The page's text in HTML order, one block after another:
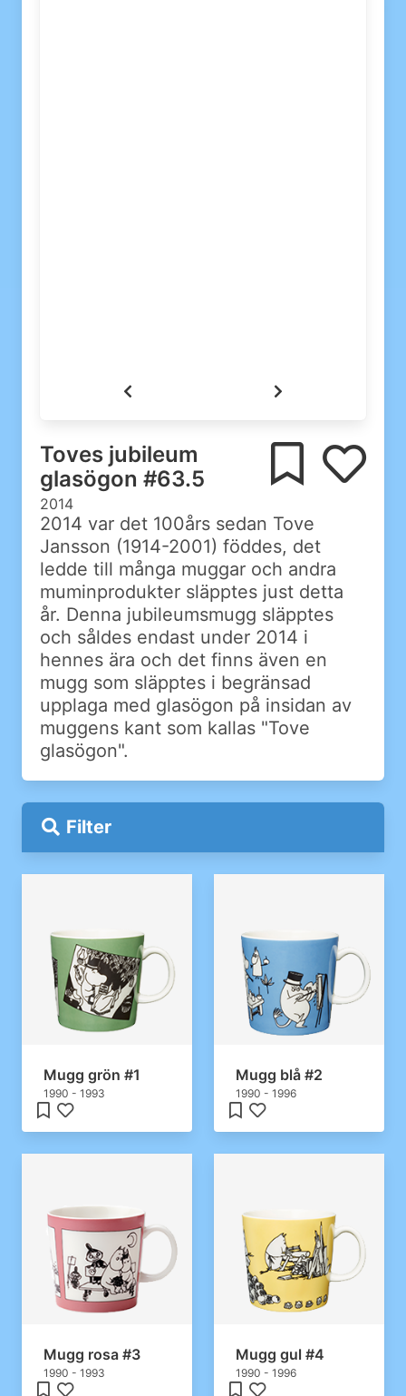
Toves jubileum
glasögon #63.5
2014
2014 var det 100års sedan Tove
Jansson (1914-2001) föddes, det
ledde till många muggar och andra
muminprodukter släpptes just detta
år. Denna jubileumsmugg släpptes
och såldes endast under 2014 i
hennes ära och det finns även en
mugg som släpptes i begränsad
upplaga med glasögon på insidan av
muggens kant som kallas "Tove
glasögon".
Filter
Mugg grön #1
1990 - 1993
Mugg blå #2
1990 - 1996
Mugg rosa #3
1990 - 1993
Mugg gul #4
1990 - 1996